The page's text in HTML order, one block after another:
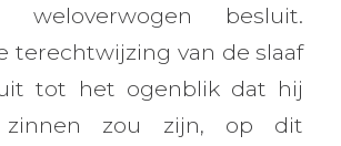
besluit.
terechtwijzing van de slaaf
tot het ogenblik dat hij
zou zijn, op dit